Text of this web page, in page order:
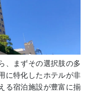
、まずその選択肢の多
に特化したホテルが非
る宿泊施設が豊富に揃